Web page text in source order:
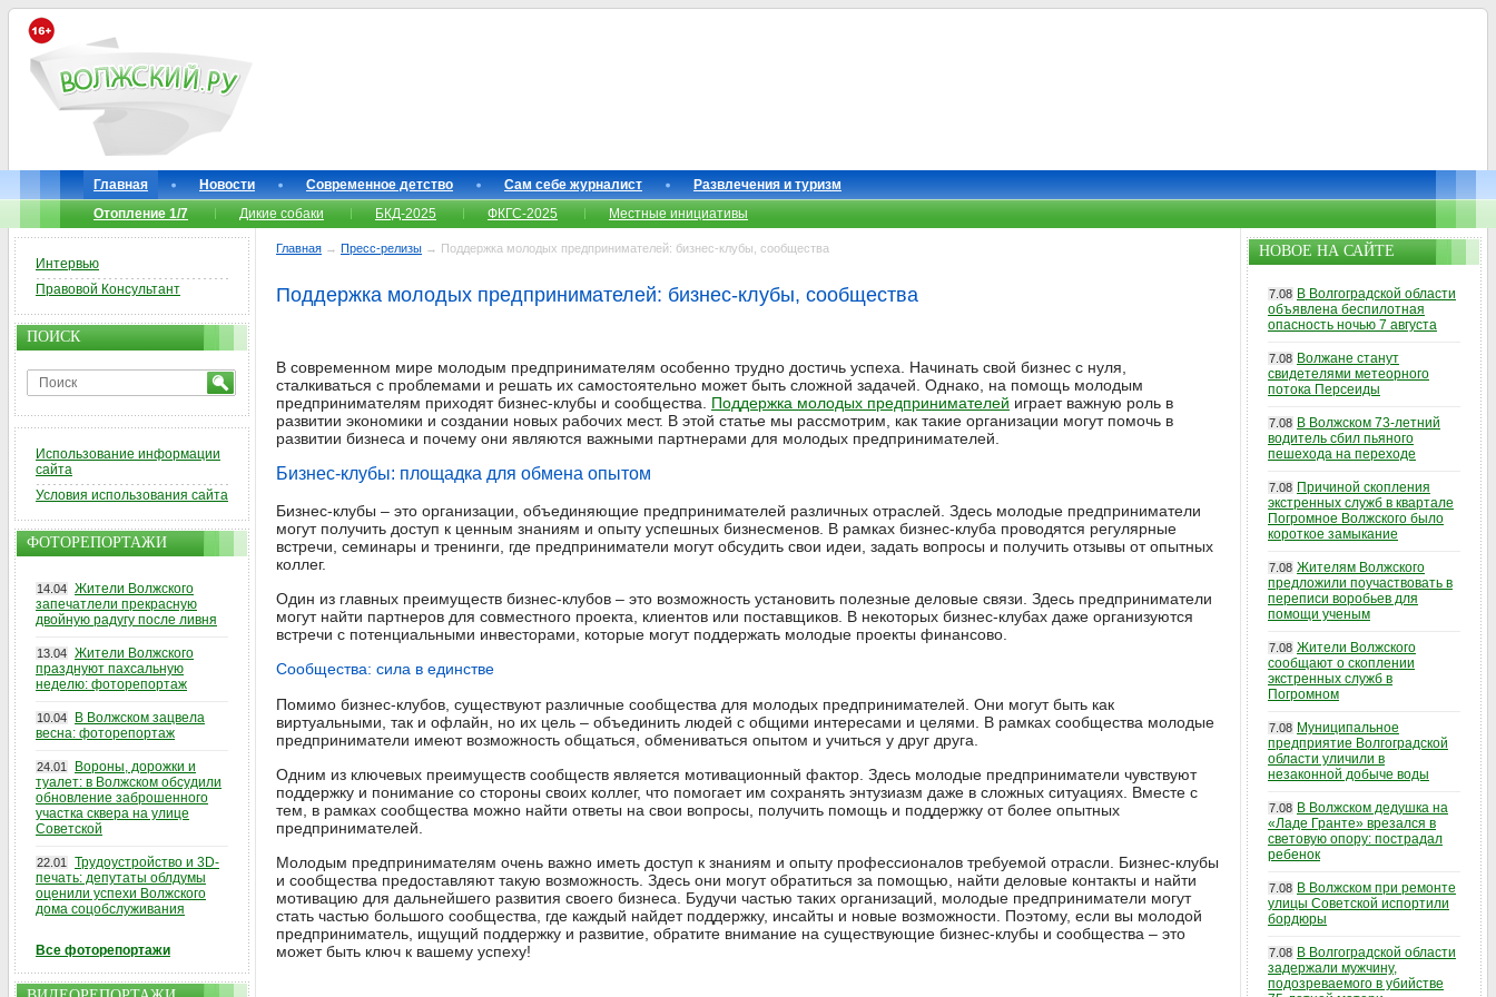
Главная Новости Современное детство Сам себе журналист
Развлечения и туризм
Отопление 1/7
Дикие собаки БКД-2025 ФКГС-2025 Местные инициативы
Главная → Пресс-релизы → Поддержка молодых предпринимателей: бизнес-клубы, сообщества
Поддержка молодых предпринимателей: бизнес-клубы, сообщества
В современном мире молодым предпринимателям особенно трудно достичь успеха. Начинать свой бизнес с нуля,
сталкиваться с проблемами и решать их самостоятельно может быть сложной задачей. Однако, на помощь молодым
предпринимателям приходят бизнес-клубы и сообщества. Поддержка молодых предпринимателей играет важную роль в
развитии экономики и создании новых рабочих мест. В этой статье мы рассмотрим, как такие организации могут помочь в
развитии бизнеса и почему они являются важными партнерами для молодых предпринимателей.
Бизнес-клубы: площадка для обмена опытом
Бизнес-клубы – это организации, объединяющие предпринимателей различных отраслей. Здесь молодые предприниматели
могут получить доступ к ценным знаниям и опыту успешных бизнесменов. В рамках бизнес-клуба проводятся регулярные
встречи, семинары и тренинги, где предприниматели могут обсудить свои идеи, задать вопросы и получить отзывы от опытных
коллег.
Один из главных преимуществ бизнес-клубов – это возможность установить полезные деловые связи. Здесь предприниматели
могут найти партнеров для совместного проекта, клиентов или поставщиков. В некоторых бизнес-клубах даже организуются
встречи с потенциальными инвесторами, которые могут поддержать молодые проекты финансово.
Сообщества: сила в единстве
Помимо бизнес-клубов, существуют различные сообщества для молодых предпринимателей. Они могут быть как
виртуальными, так и офлайн, но их цель – объединить людей с общими интересами и целями. В рамках сообщества молодые
предприниматели имеют возможность общаться, обмениваться опытом и учиться у друг друга.
Одним из ключевых преимуществ сообществ является мотивационный фактор. Здесь молодые предприниматели чувствуют
поддержку и понимание со стороны своих коллег, что помогает им сохранять энтузиазм даже в сложных ситуациях. Вместе с
тем, в рамках сообщества можно найти ответы на свои вопросы, получить помощь и поддержку от более опытных
предпринимателей.
Молодым предпринимателям очень важно иметь доступ к знаниям и опыту профессионалов требуемой отрасли. Бизнес-клубы
и сообщества предоставляют такую возможность. Здесь они могут обратиться за помощью, найти деловые контакты и найти
мотивацию для дальнейшего развития своего бизнеса. Будучи частью таких организаций, молодые предприниматели могут
стать частью большого сообщества, где каждый найдет поддержку, инсайты и новые возможности. Поэтому, если вы молодой
предприниматель, ищущий поддержку и развитие, обратите внимание на существующие бизнес-клубы и сообщества – это
может быть ключ к вашему успеху!
Интервью
Правовой Консультант
ПОИСК
Использование информации
сайта
Условия использования сайта
ФОТОРЕПОРТАЖИ
14.04 Жители Волжского
запечатлели прекрасную
двойную радугу после ливня
13.04 Жители Волжского
празднуют пахсальную
неделю: фоторепортаж
10.04
В Волжском зацвела
весна: фоторепортаж
24.01
Вороны, дорожки и
туалет: в Волжском обсудили
обновление заброшенного
участка сквера на улице
Советской
22.01
Трудоустройство и 3D-
печать: депутаты облдумы
оценили успехи Волжского
дома соцобслуживания
Все фоторепортажи
НОВОЕ НА САЙТЕ
7.08 В Волгоградской области
объявлена беспилотная
опасность ночью 7 августа
7.08 Волжане станут
свидетелями метеорного
потока Персеиды
7.08 В Волжском 73-летний
водитель сбил пьяного
пешехода на переходе
7.08 Причиной скопления
экстренных служб в квартале
Погромное Волжского было
короткое замыкание
7.08 Жителям Волжского
предложили поучаствовать в
переписи воробьев для
помощи ученым
7.08 Жители Волжского
сообщают о скоплении
экстренных служб в
Погромном
7.08 Муниципальное
предприятие Волгоградской
области уличили в
незаконной добыче воды
7.08 В Волжском дедушка на
«Ладе Гранте» врезался в
световую опору: пострадал
ребенок
7.08 В Волжском при ремонте
улицы Советской испортили
бордюры
7.08 В Волгоградской области
задержали мужчину,
подозреваемого в убийстве